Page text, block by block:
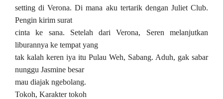
setting di Verona. Di mana aku tertarik dengan Juliet Club.
Pengin kirim surat
cinta ke sana. Setelah dari Verona, Seren melanjutkan
liburannya ke tempat yang
tak kalah keren iya itu Pulau Weh, Sabang. Aduh, gak sabar
nunggu Jasmine besar
mau diajak ngebolang.
Tokoh, Karakter tokoh